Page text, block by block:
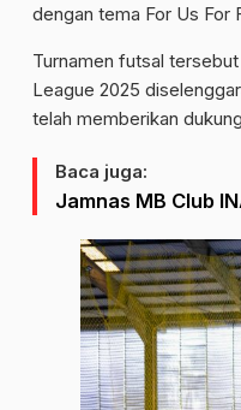
dengan tema For Us For
Turnamen futsal
League 2025
telah memberikan
Baca juga:
Jamnas MB Club